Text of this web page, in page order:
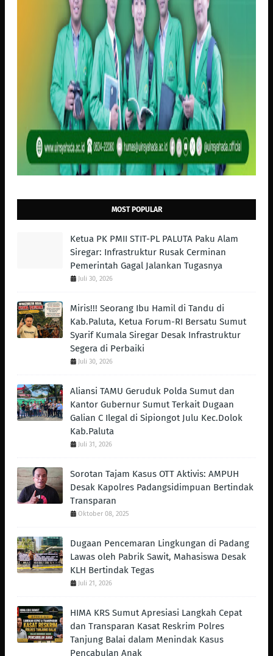
MOST POPULAR
Ketua PK PMII STIT-PL PALUTA Paku Alam
Siregar: Infrastruktur Rusak Cerminan
Pemerintah Gagal Jalankan Tugasnya
Juli 30, 2026
Miris!!! Seorang Ibu Hamil di Tandu di
Kab.Paluta, Ketua Forum-RI Bersatu Sumut
Syarif Kumala Siregar Desak Infrastruktur
Segera di Perbaiki
Juli 30, 2026
Aliansi TAMU Geruduk Polda Sumut dan
Kantor Gubernur Sumut Terkait Dugaan
Galian C Ilegal di Sipiongot Julu Kec.Dolok
Kab.Paluta
Juli 31, 2026
Sorotan Tajam Kasus OTT Aktivis: AMPUH
Desak Kapolres Padangsidimpuan Bertindak
Transparan
Oktober 08, 2025
Dugaan Pencemaran Lingkungan di Padang
Lawas oleh Pabrik Sawit, Mahasiswa Desak
KLH Bertindak Tegas ‎
Juli 21, 2026
HIMA KRS Sumut Apresiasi Langkah Cepat
dan Transparan Kasat Reskrim Polres
Tanjung Balai dalam Menindak Kasus
Pencabulan Anak